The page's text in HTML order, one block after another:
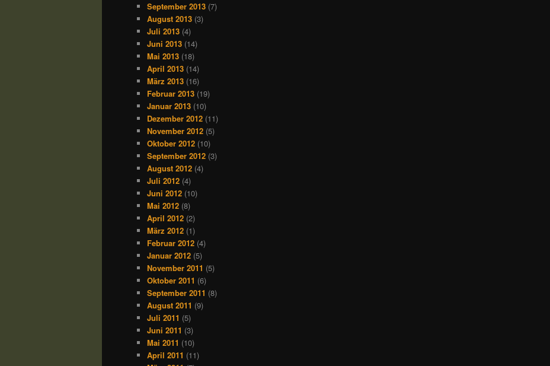
September 2013 (7)
August 2013 (3)
Juli 2013 (4)
Juni 2013 (14)
Mai 2013 (18)
April 2013 (14)
März 2013 (16)
Februar 2013 (19)
Januar 2013 (10)
Dezember 2012 (11)
November 2012 (5)
Oktober 2012 (10)
September 2012 (3)
August 2012 (4)
Juli 2012 (4)
Juni 2012 (10)
Mai 2012 (8)
April 2012 (2)
März 2012 (1)
Februar 2012 (4)
Januar 2012 (5)
November 2011 (5)
Oktober 2011 (6)
September 2011 (8)
August 2011 (9)
Juli 2011 (5)
Juni 2011 (3)
Mai 2011 (10)
April 2011 (11)